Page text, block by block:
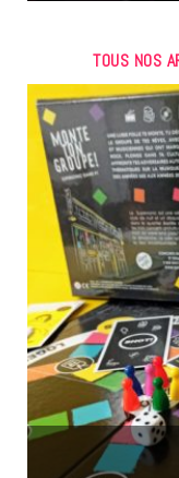
TOUS NOS